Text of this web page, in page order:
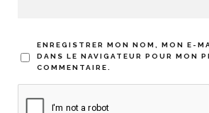
ENREGISTRER MON NOM, MON E-
DANS LE NAVIGATEUR POUR MON
COMMENTAIRE.